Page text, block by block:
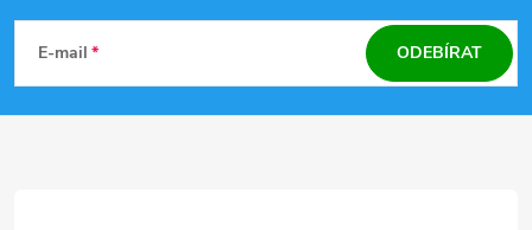
p
E-mail ODEBÍRAT